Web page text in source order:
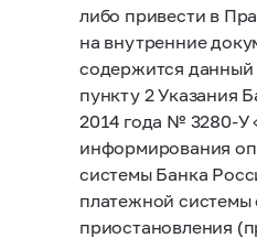
либо привести в
на внутренние
содержится данный
пункту 2 Указания
2014 года № 3280-У
информирования
системы Банка
платежной системы
приостановления